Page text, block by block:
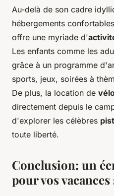
Au-delà de son cadre
hébergements
offre une myriade d'
Les enfants comme les
grâce à un programme
sports, jeux, soirées à
De plus, la location de
directement depuis le
d'explorer les célèbres
toute liberté.
Conclusion: un
pour vos